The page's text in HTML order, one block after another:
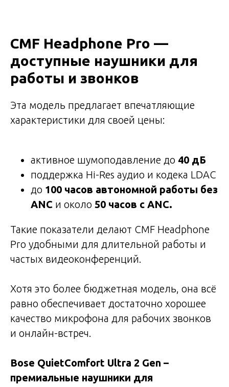
CMF Headphone Pro —
доступные наушники для
работы и звонков
Эта модель предлагает впечатляющие
характеристики для своей цены:
активное шумоподавление до 40 дБ
поддержка Hi-Res аудио и кодека LDAC
до 100 часов автономной работы без
ANC и около 50 часов с ANC.
Такие показатели делают CMF Headphone
Pro удобными для длительной работы и
частых видеоконференций.
Хотя это более бюджетная модель, она всё
равно обеспечивает достаточно хорошее
качество микрофона для рабочих звонков
и онлайн-встреч.
Bose QuietComfort Ultra 2 Gen –
премиальные наушники для